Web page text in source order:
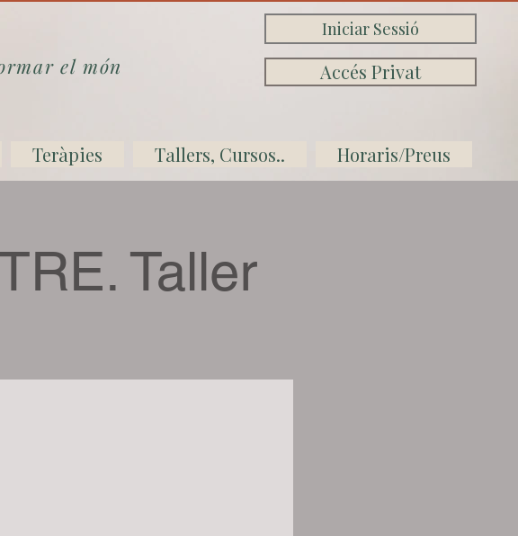
Iniciar Sessió
el món Accés Privat
Teràpies Tallers, Cursos.. Horaris/Preus
Taller